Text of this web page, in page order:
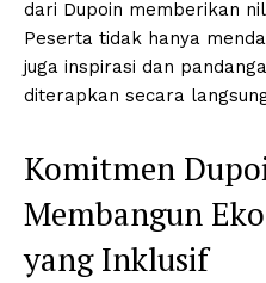
dari Dupoin memberikan
Peserta tidak hanya
juga inspirasi dan
diterapkan secara
Komitmen
Membangun
yang Inklusif